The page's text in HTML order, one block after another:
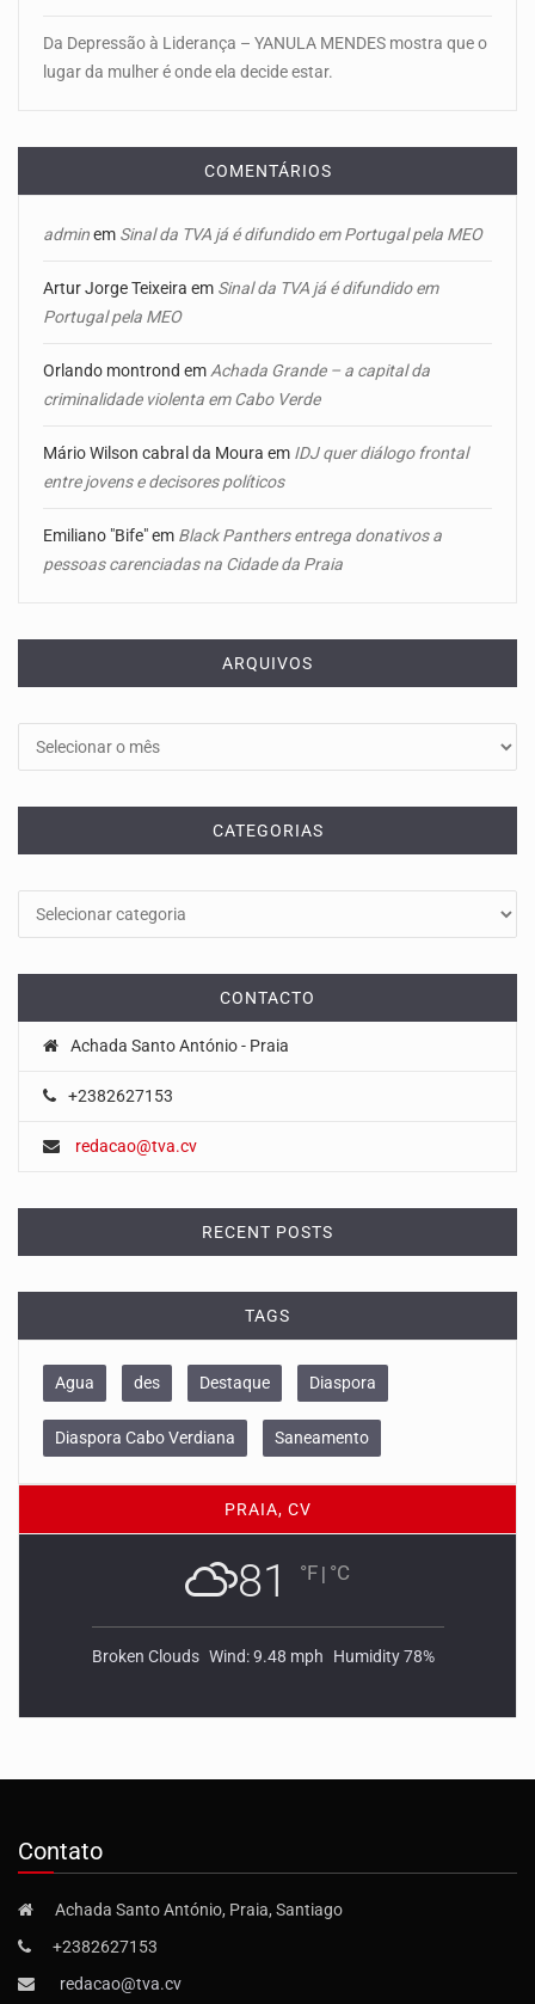
Da Depressão à Liderança – YANULA MENDES mostra que o
lugar da mulher é onde ela decide estar.
COMENTÁRIOS
adminem Sinal da TVA já é difundido em Portugal pela MEO
Artur Jorge Teixeira em Sinal da TVA já é difundido em
Portugal pela MEO
Orlando montrond em Achada Grande – a capital da
criminalidade violenta em Cabo Verde
Mário Wilson cabral da Moura em IDJ quer diálogo frontal
entre jovens e decisores políticos
Emiliano "Bife"em Black Panthers entrega donativos a
pessoas carenciadas na Cidade da Praia
ARQUIVOS
CATEGORIAS
CONTACTO
Achada Santo António - Praia
+2382627153
redacao@tva.cv
RECENT POSTS
TAGS
Agua des Destaque Diaspora
Diaspora Cabo Verdiana Saneamento
PRAIA, CV
81 °F | °C
Broken Clouds Wind: 9.48 mph Humidity 78%
Contato
Achada Santo António, Praia, Santiago
+2382627153
redacao@tva.cv